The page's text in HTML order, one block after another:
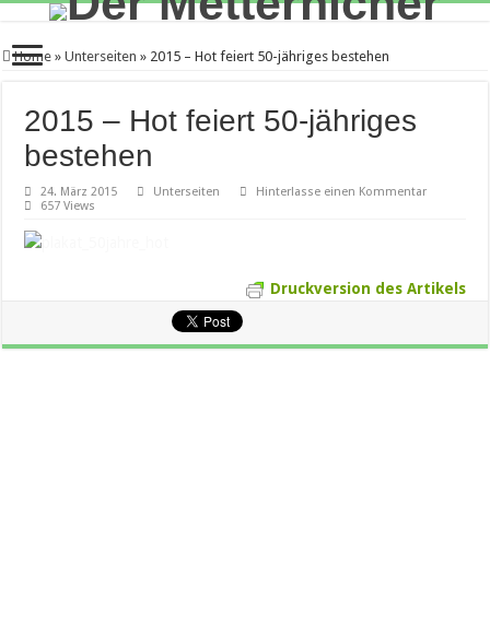
Home » Unterseiten » 2015 – Hot feiert 50-jähriges bestehen
2015 – Hot feiert 50-jähriges
bestehen
24. März 2015 Unterseiten
Hinterlasse einen Kommentar
657 Views
Druckversion des Artikels